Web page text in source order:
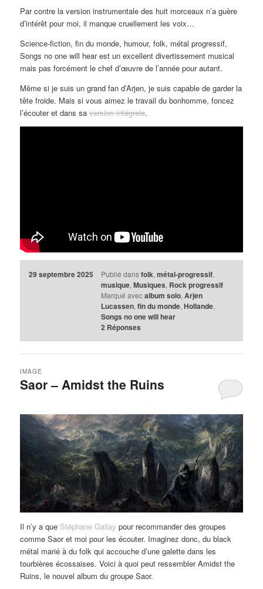
Par contre la version instrumentale des huit morceaux n’a guère
d’intérêt pour moi, il manque cruellement les voix…
Science-fiction, fin du monde, humour, folk, métal progressif,
Songs no one will hear est un excellent divertissement musical
mais pas forcément le chef d’œuvre de l’année pour autant.
Même si je suis un grand fan d’Arjen, je suis capable de garder la
tête froide. Mais si vous aimez le travail du bonhomme, foncez
l’écouter et dans saversion intégrale.
29 septembre 2025 Publié dans folk, métal-progressif,
musique, Musiques, Rock progressif
Marqué avec album solo, Arjen
Lucassen, fin du monde, Hollande,
Songs no one will hear
2 Réponses
Saor – Amidst the Ruins
IMAGE
Il n’y a que Stéphane Gallay pour recommander des groupes
comme Saor et moi pour les écouter. Imaginez donc, du black
métal marié à du folk qui accouche d’une galette dans les
tourbières écossaises. Voici à quoi peut ressembler Amidst the
Ruins, le nouvel album du groupe Saor.